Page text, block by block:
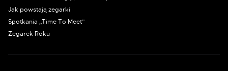
Jak powstają zegarki
Spotkania „Time To Meet”
Zegarek Roku